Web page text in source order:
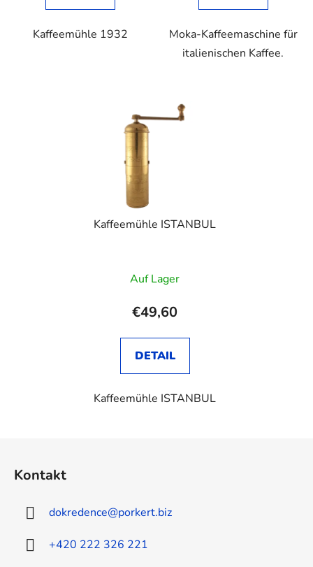
Kaffeemühle 1932
Moka-Kaffeemaschine für
italienischen Kaffee.
Kaffeemühle ISTANBUL
Auf Lager
€49,60
DETAIL
Kaffeemühle ISTANBUL
Kontakt
dokredence@porkert.biz
+420 222 326 221